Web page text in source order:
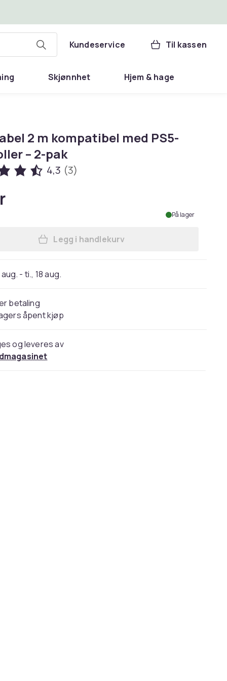
Kundeservice Til kassen
Skjønnhet Hjem & hage
2 m kompatibel med PS5-
– 2-pak
4,3 (3)
På lager
Legg Ladekabel 2 m kompatibel
Legg i handlekurv
aug. - ti., 18 aug.
betaling
åpent kjøp
og leveres av